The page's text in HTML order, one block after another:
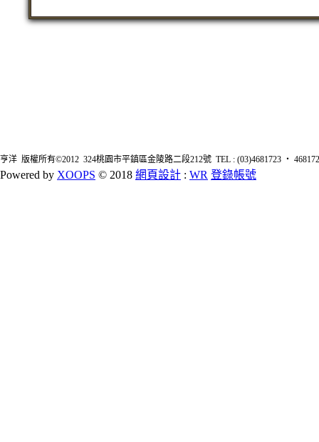
亨洋 版權所有©2012 324桃園市平鎮區金陵路二段212號 TEL : (03)4681723 ‧
Powered by XOOPS © 2018 網頁設計 : WR 登錄帳號